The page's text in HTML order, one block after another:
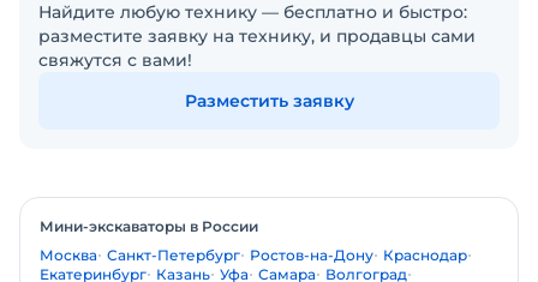
Найдите любую технику — бесплатно и быстро:
разместите заявку на технику, и продавцы сами
свяжутся с вами!
Разместить заявку
Мини-экскаваторы в России
Москва Санкт-Петербург Ростов-на-Дону Краснодар
Екатеринбург Казань Уфа Самара Волгоград